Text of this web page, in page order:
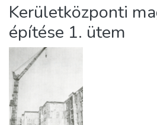
About us
Kerületközponti
építése 1. ütem